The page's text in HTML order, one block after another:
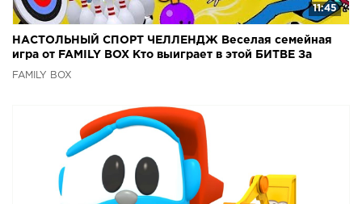
11:45
НАСТОЛЬНЫЙ СПОРТ ЧЕЛЛЕНДЖ Веселая семейная
игра от FAMILY BOX Кто выиграет в этой БИТВЕ За
Кадром
FAMILY BOX